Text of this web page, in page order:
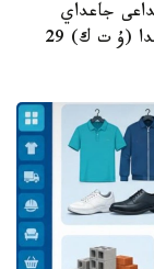
تامىزىنداعى جاعداي
بويىنشا قازاقستاننىڭ ۇلتتىق تاۋارلار كاتالوگىندا (ۇ ت ك) 29